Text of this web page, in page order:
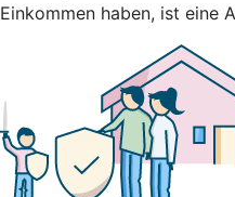
Einkommen haben, ist eine